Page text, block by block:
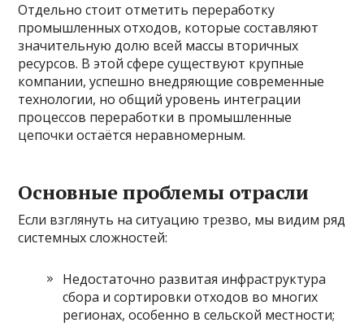
Отдельно стоит отметить переработку
промышленных отходов, которые составляют
значительную долю всей массы вторичных
ресурсов. В этой сфере существуют крупные
компании, успешно внедряющие современные
технологии, но общий уровень интеграции
процессов переработки в промышленные
цепочки остаётся неравномерным.
Основные проблемы отрасли
Если взглянуть на ситуацию трезво, мы видим ряд
системных сложностей:
Недостаточно развитая инфраструктура
сбора и сортировки отходов во многих
регионах, особенно в сельской местности;